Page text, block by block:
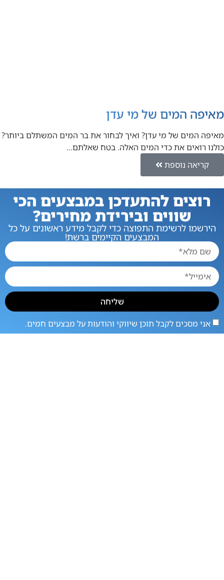
מאיפה המים של מי עדן
מאיפה המים של מי עדן? ואיך לבחור את בר המים המשתלם ביותר?
כולנו רואים את כדי המים האלה. בטח שאלתם…
קריאה נוספת
רוצים להתעדכן במבצעים הכי
שווים ובירידת מחירים?
הירשמו לרשימת התפוצה כדי לקבל מידע ראשונים על כל
המבצעים הקיימים ברשת!
אני מסכים לקבל תוכן שיווקי והודעות על מבצעים חמים.
שליחה